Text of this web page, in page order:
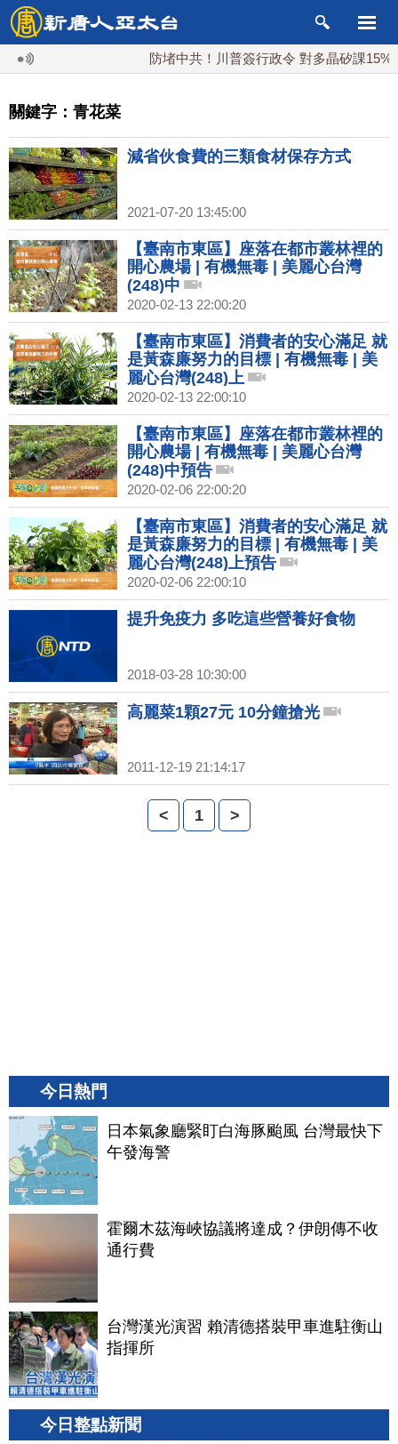
防堵中共！川普簽行政令 對多晶矽課15%關
關鍵字：青花菜
減省伙食費的三類食材保存方式
2021-07-20 13:45:00
【臺南市東區】座落在都市叢林裡的
開心農場 | 有機無毒 | 美麗心台灣
(248)中
2020-02-13 22:00:20
【臺南市東區】消費者的安心滿足 就
是黃森廉努力的目標 | 有機無毒 | 美
麗心台灣(248)上
2020-02-13 22:00:10
【臺南市東區】座落在都市叢林裡的
開心農場 | 有機無毒 | 美麗心台灣
(248)中預告
2020-02-06 22:00:20
【臺南市東區】消費者的安心滿足 就
是黃森廉努力的目標 | 有機無毒 | 美
麗心台灣(248)上預告
2020-02-06 22:00:10
提升免疫力 多吃這些營養好食物
2018-03-28 10:30:00
高麗菜1顆27元 10分鐘搶光
2011-12-19 21:14:17
< 1 >
今日熱門
日本氣象廳緊盯白海豚颱風 台灣最快下
午發海警
霍爾木茲海峽協議將達成？伊朗傳不收
通行費
台灣漢光演習 賴清德搭裝甲車進駐衡山
指揮所
今日整點新聞